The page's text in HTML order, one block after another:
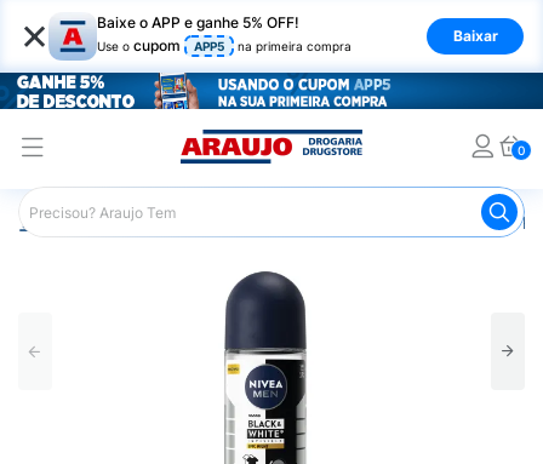
× Baixe o APP e ganhe 5% OFF!
Use o cupom APP5 na primeira compra
Baixar
0
Araujo Higiene Pessoal Desodorante